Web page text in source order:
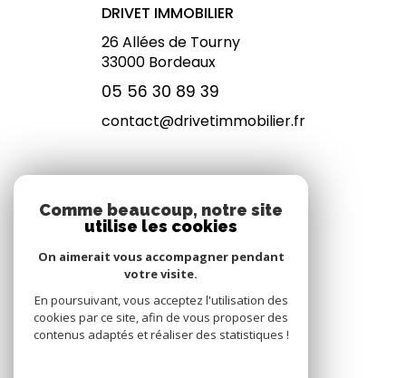
DRIVET IMMOBILIER
26 Allées de Tourny
33000 Bordeaux
05 56 30 89 39
contact@drivetimmobilier.fr
NOUS SUIVRE
Comme beaucoup, notre site
utilise les cookies
On aimerait vous accompagner pendant
votre visite.
En poursuivant, vous acceptez l'utilisation des
cookies par ce site, afin de vous proposer des
contenus adaptés et réaliser des statistiques !